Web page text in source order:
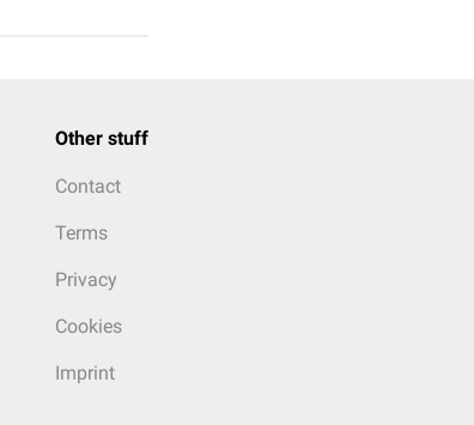
Other stuff
Contact
Terms
Privacy
Cookies
Imprint